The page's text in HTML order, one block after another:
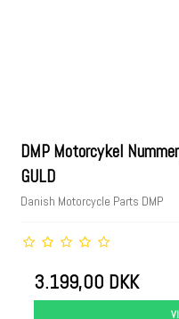
DMP Motorcykel
GULD
Danish Motorcycle Parts DMP
3.199,00 DKK